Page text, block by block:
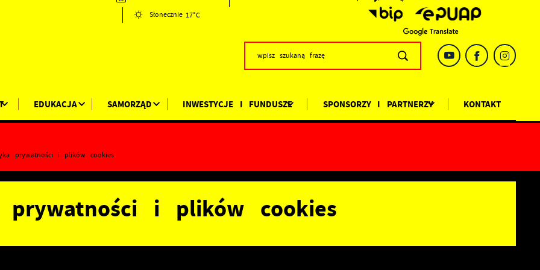
Słonecznie 17°C
EDUKACJA SAMORZĄD INWESTYCJE I FUNDUSZE SPONSORZY I PARTNERZY KONTAKT
prywatności i plików cookies
prywatności i plików cookies